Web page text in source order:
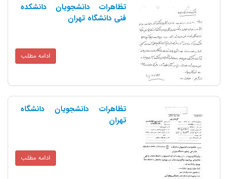
تظاهرات دانشجویان دانشکده
فنی دانشگاه تهران
تظاهرات دانشجویان دانشگاه
تهران